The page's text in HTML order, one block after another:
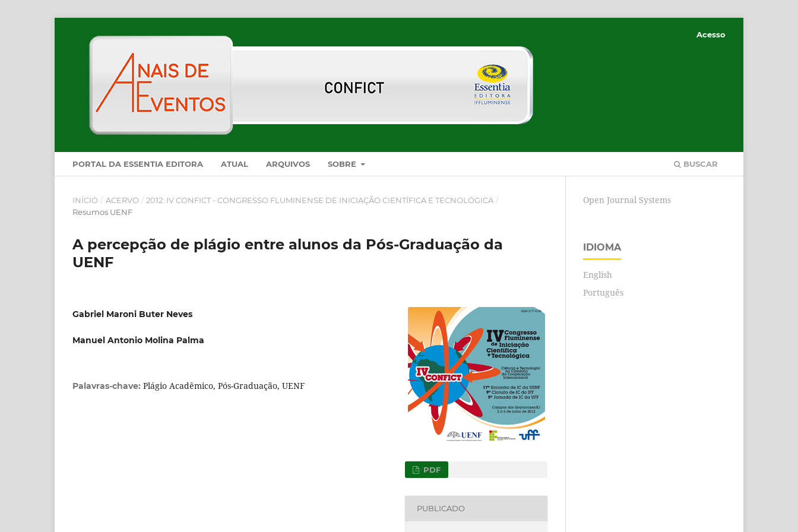
PORTAL DA ESSENTIA EDITORA ATUAL ARQUIVOS SOBRE BUSCAR
Acesso
INÍCIO / ACERVO / 2012: IV CONFICT - CONGRESSO FLUMINENSE DE INICIAÇÃO CIENTÍFICA E TECNOLÓGICA /
Resumos UENF
A percepção de plágio entre alunos da Pós-Graduação da
UENF
Gabriel Maroni Buter Neves
Manuel Antonio Molina Palma
Palavras-chave: Plágio Acadêmico, Pós-Graduação, UENF
PDF
PUBLICADO
Open Journal Systems
IDIOMA
English
Português